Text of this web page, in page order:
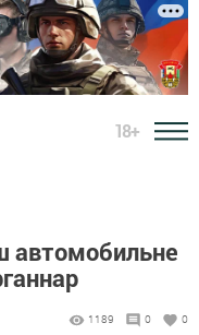
18+
автомобильне
1189 0 0